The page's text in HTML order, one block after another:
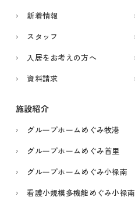
新着情報
スタッフ
入居をお考えの方へ
資料請求
施設紹介
グループホームめぐみ牧港
グループホームめぐみ首里
グループホームめぐみ小禄南
看護小規模多機能めぐみ小禄南